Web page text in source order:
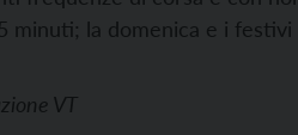
minuti; la domenica e i
VT